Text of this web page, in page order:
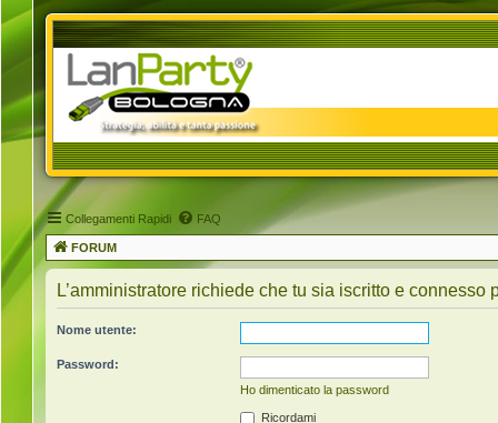
Collegamenti Rapidi FAQ
FORUM
L’amministratore richiede che tu sia iscritto e connesso
Nome utente:
Password:
Ho dimenticato la password
Ricordami